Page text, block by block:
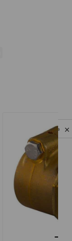
Privacy notice